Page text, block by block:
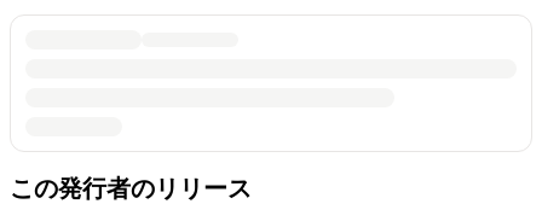
この発行者のリリース